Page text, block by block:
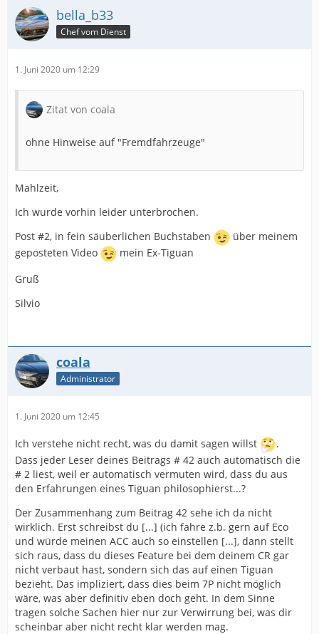
bella_b33
Chef vom Dienst
1. Juni 2020 um 12:29
Zitat von coala
ohne Hinweise auf "Fremdfahrzeuge"
Mahlzeit,
Ich wurde vorhin leider unterbrochen.
Post #2, in fein säuberlichen Buchstaben
über meinem
geposteten Video
mein Ex-Tiguan
Gruß
Silvio
coala
Administrator
1. Juni 2020 um 12:45
Ich verstehe nicht recht, was du damit sagen willst
.
Dass jeder Leser deines Beitrags # 42 auch automatisch die
# 2 liest, weil er automatisch vermuten wird, dass du aus
den Erfahrungen eines Tiguan philosophierst...?
Der Zusammenhang zum Beitrag 42 sehe ich da nicht
wirklich. Erst schreibst du [...] (ich fahre z.b. gern auf Eco
und würde meinen ACC auch so einstellen [...], dann stellt
sich raus, dass du dieses Feature bei dem deinem CR gar
nicht verbaut hast, sondern sich das auf einen Tiguan
bezieht. Das impliziert, dass dies beim 7P nicht möglich
wäre, was aber definitiv eben doch geht. In dem Sinne
tragen solche Sachen hier nur zur Verwirrung bei, was dir
scheinbar aber nicht recht klar werden mag.